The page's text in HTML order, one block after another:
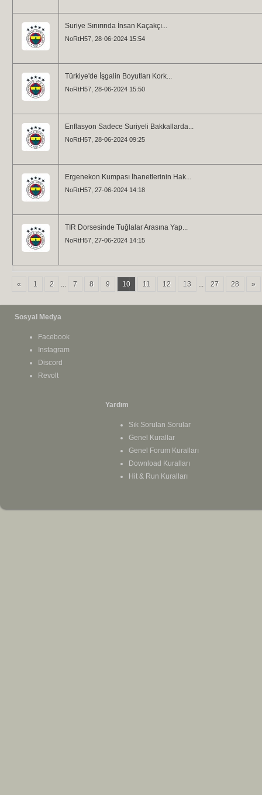
Suriye Sınırında İnsan Kaçakçı...
NoRtH57 , 28-06-2024 15:54
Türkiye'de İşgalin Boyutları Kork...
NoRtH57 , 28-06-2024 15:50
Enflasyon Sadece Suriyeli Bakkallarda...
NoRtH57 , 28-06-2024 09:25
Ergenekon Kumpası İhanetlerinin Hak...
NoRtH57 , 27-06-2024 14:18
TIR Dorsesinde Tuğlalar Arasına Yap...
NoRtH57 , 27-06-2024 14:15
« 1 2 ... 7 8 9 10 11 12 13 ... 27 28 »
Sosyal Medya
Facebook
Instagram
Discord
Revolt
Yardım
Sık Sorulan Sorular
Genel Kurallar
Genel Forum Kuralları
Download Kuralları
Hit & Run Kuralları